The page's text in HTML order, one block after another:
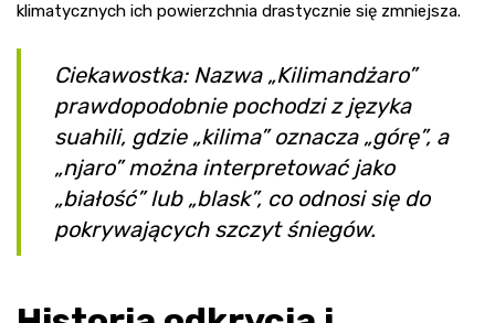
klimatycznych ich powierzchnia drastycznie się zmniejsza.
Ciekawostka: Nazwa „Kilimandżaro”
prawdopodobnie pochodzi z języka
suahili, gdzie „kilima” oznacza „górę”, a
„njaro” można interpretować jako
„białość” lub „blask”, co odnosi się do
pokrywających szczyt śniegów.